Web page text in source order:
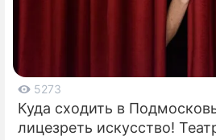
5273
Куда сходить в
лицезреть искусство!